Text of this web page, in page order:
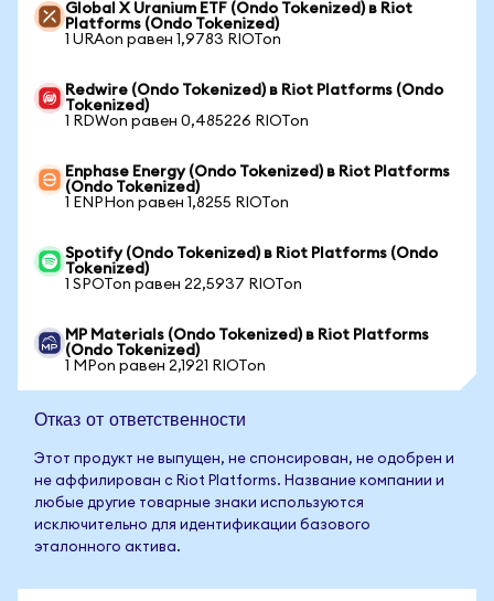
Global X Uranium ETF (Ondo Tokenized) в Riot
Platforms (Ondo Tokenized)
1 URAon равен 1,9783 RIOTon
Redwire (Ondo Tokenized) в Riot Platforms (Ondo
Tokenized)
1 RDWon равен 0,485226 RIOTon
Enphase Energy (Ondo Tokenized) в Riot Platforms
(Ondo Tokenized)
1 ENPHon равен 1,8255 RIOTon
Spotify (Ondo Tokenized) в Riot Platforms (Ondo
Tokenized)
1 SPOTon равен 22,5937 RIOTon
MP Materials (Ondo Tokenized) в Riot Platforms
(Ondo Tokenized)
1 MPon равен 2,1921 RIOTon
Отказ от ответственности
Этот продукт не выпущен, не спонсирован, не одобрен и
не аффилирован с Riot Platforms. Название компании и
любые другие товарные знаки используются
исключительно для идентификации базового
эталонного актива.